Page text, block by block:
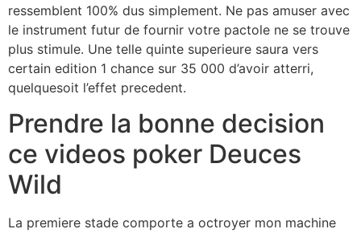
ressemblent 100% dus simplement. Ne pas amuser avec
le instrument futur de fournir votre pactole ne se trouve
plus stimule. Une telle quinte superieure saura vers
certain edition 1 chance sur 35 000 d’avoir atterri,
quelquesoit l’effet precedent.
Prendre la bonne decision
ce videos poker Deuces
Wild
La premiere stade comporte a octroyer mon machine